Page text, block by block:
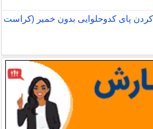
پای کدوحلوایی بدون خمیر (کراست